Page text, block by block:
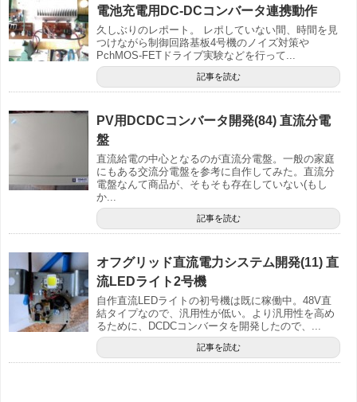
電池充電用DC-DCコンバータ連携動作
久しぶりのレポート。 レポしていない間、時間を見
つけながら制御回路基板4号機のノイズ対策や
PchMOS-FETドライブ実験などを行って...
記事を読む
PV用DCDCコンバータ開発(84) 直流分電
盤
直流給電の中心となるのが直流分電盤。一般の家庭
にもある交流分電盤を参考に自作してみた。直流分
電盤なんて商品が、そもそも存在していない(もし
か...
記事を読む
オフグリッド直流電力システム開発(11) 直
流LEDライト2号機
自作直流LEDライトの初号機は既に稼働中。48V直
結タイプなので、汎用性が低い。より汎用性を高め
るために、DCDCコンバータを開発したので、...
記事を読む